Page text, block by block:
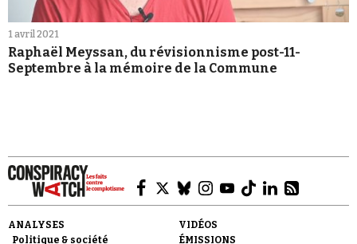
1 avril 2021
Raphaël Meyssan, du révisionnisme post-11-
Septembre à la mémoire de la Commune
ANALYSES
Politique & société
VIDÉOS
ÉMISSIONS